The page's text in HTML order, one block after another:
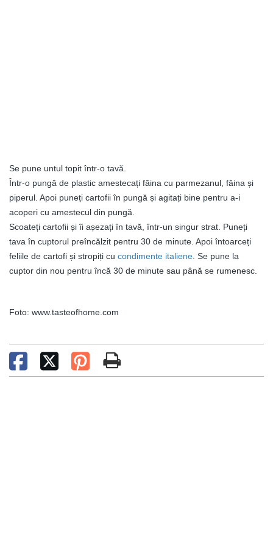
Se pune untul topit într-o tavă.
Într-o pungă de plastic amestecați făina cu parmezanul, făina și
piperul. Apoi puneți cartofii în pungă și agitați bine pentru a-i
acoperi cu amestecul din pungă.
Scoateți cartofii și îi așezați în tavă, într-un singur strat. Puneți
tava în cuptorul preîncălzit pentru 30 de minute. Apoi întoarceți
feliile de cartofi și stropiți cu condimente italiene . Se pune la
cuptor din nou pentru încă 30 de minute sau până se rumenesc.
Foto: www.tasteofhome.com